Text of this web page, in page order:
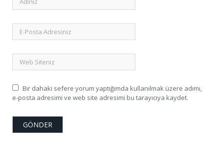
Bir dahaki sefere yorum yaptığımda kullanılmak üzere adımı,
e-posta adresimi ve web site adresimi bu tarayıcıya kaydet.